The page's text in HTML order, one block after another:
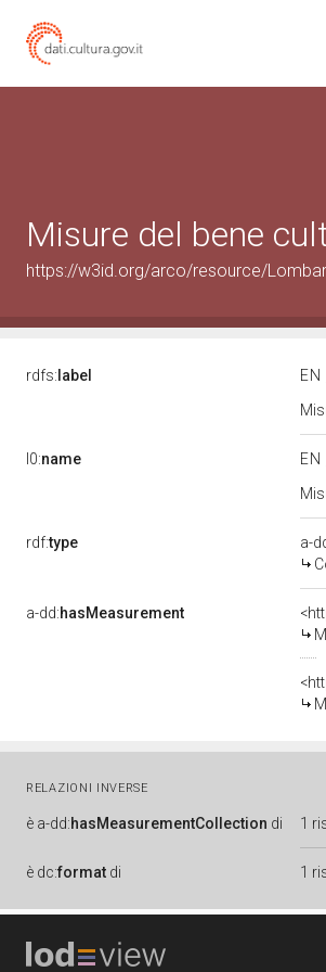
Misure del bene
https://w3id.org/arco/resource/
rdfs: label EN
l0:name EN
rdf:type
a-
a-dd:hasMeasurement
RELAZIONI INVERSE
è a-dd:hasMeasurementCollection di 1
è dc:format di 1